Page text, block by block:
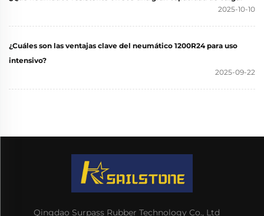
2025-10-10
¿Cuáles son las ventajas clave del neumático 1200R24 para uso
intensivo?
2025-09-22
Qingdao Surpass Rubber Technology Co., Ltd